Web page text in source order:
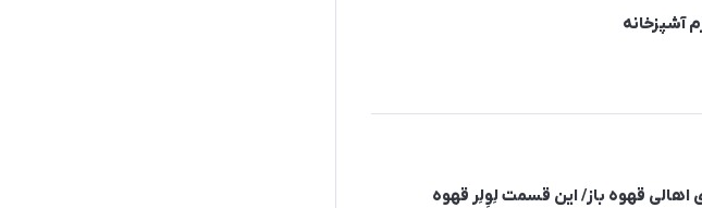
آشپزخانه
اهالی قهوه باز/ این قسمت لِوِلِر قهوه